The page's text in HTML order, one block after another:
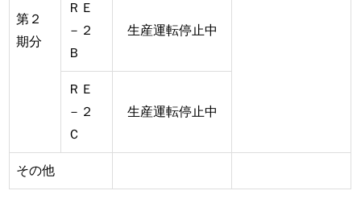
第２
期分
ＲＥ
－２
Ｂ
生産運転停止中
ＲＥ
－２
Ｃ
生産運転停止中
その他